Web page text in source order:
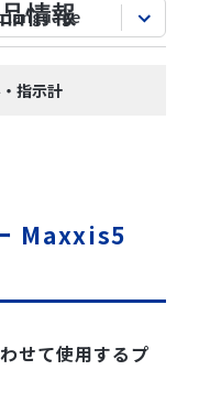
情報
指示計
Maxxis5
せて使用するプ